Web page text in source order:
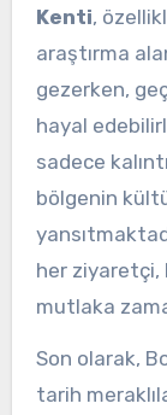
Kenti,
araştırma
gezerken,
hayal
sadece
bölgenin
her ziyaretçi,
mutlaka
Son olarak,
tarih